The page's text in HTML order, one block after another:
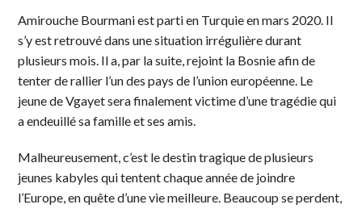
Amirouche Bourmani est parti en Turquie en mars 2020. Il
s’y est retrouvé dans une situation irrégulière durant
plusieurs mois. Il a, par la suite, rejoint la Bosnie afin de
tenter de rallier l’un des pays de l’union européenne. Le
jeune de Vgayet sera finalement victime d’une tragédie qui
a endeuillé sa famille et ses amis.
Malheureusement, c’est le destin tragique de plusieurs
jeunes kabyles qui tentent chaque année de joindre
l’Europe, en quête d’une vie meilleure. Beaucoup se perdent,